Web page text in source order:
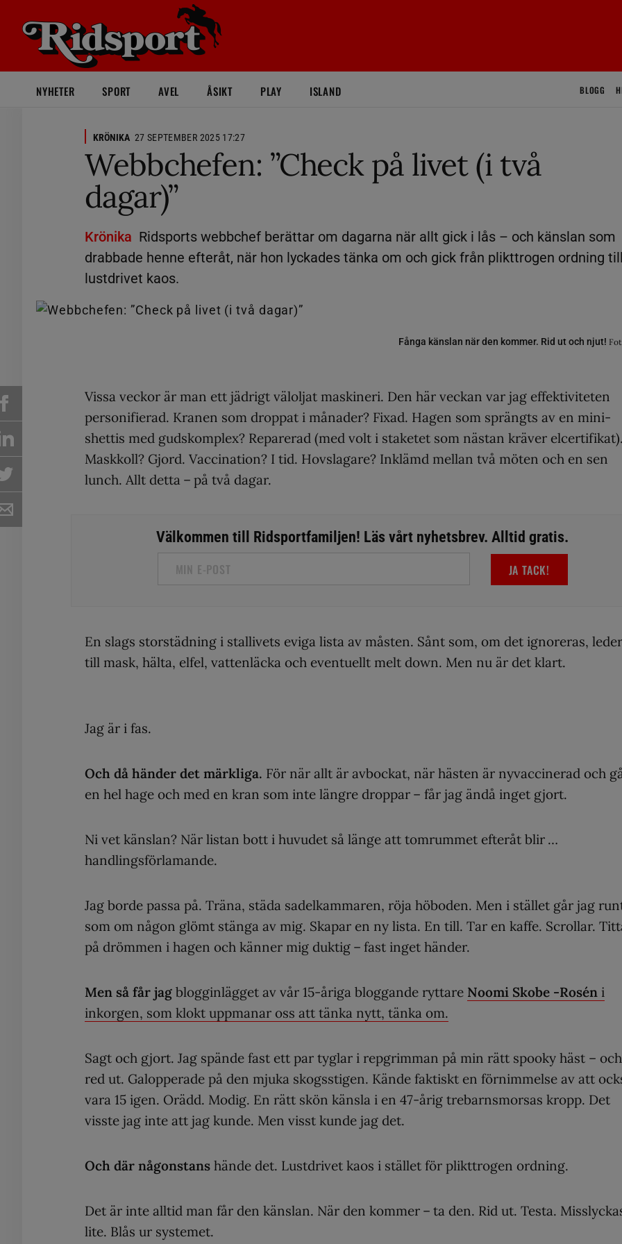
NYHETER SPORT AVEL ÅSIKT PLAY ISLAND BLOGG
KRÖNIKA 27 SEPTEMBER 2025 17:27
Webbchefen: ”Check på livet (i två
dagar)”
Krönika Ridsports webbchef berättar om dagarna när allt gick i lås – och känslan som
drabbade henne efteråt, när hon lyckades tänka om och gick från plikttrogen ordning
lustdrivet kaos.
Fånga känslan när den kommer. Rid ut och njut!
Vissa veckor är man ett jädrigt väloljat maskineri. Den här veckan var jag effektiviteten
personifierad. Kranen som droppat i månader? Fixad. Hagen som sprängts av en mini-
shettis med gudskomplex? Reparerad (med volt i staketet som nästan kräver
Maskkoll? Gjord. Vaccination? I tid. Hovslagare? Inklämd mellan två möten och en sen
lunch. Allt detta – på två dagar.
Välkommen till Ridsportfamiljen! Läs vårt nyhetsbrev. Alltid gratis.
JA TACK!
En slags storstädning i stallivets eviga lista av måsten. Sånt som, om det ignoreras, leder
till mask, hälta, elfel, vattenläcka och eventuellt melt down. Men nu är det klart.
Jag är i fas.
Och då händer det märkliga. För när allt är avbockat, när hästen är nyvaccinerad och
en hel hage och med en kran som inte längre droppar – får jag ändå inget gjort.
Ni vet känslan? När listan bott i huvudet så länge att tomrummet efteråt blir …
handlingsförlamande.
Jag borde passa på. Träna, städa sadelkammaren, röja höboden. Men i stället går jag
som om någon glömt stänga av mig. Skapar en ny lista. En till. Tar en kaffe. Scrollar.
på drömmen i hagen och känner mig duktig – fast inget händer.
Men så får jag blogginlägget av vår 15-åriga bloggande ryttare Noomi Skobe -Rosén i
inkorgen, som klokt uppmanar oss att tänka nytt, tänka om.
Sagt och gjort. Jag spände fast ett par tyglar i repgrimman på min rätt spooky häst – och
red ut. Galopperade på den mjuka skogsstigen. Kände faktiskt en förnimmelse av att
vara 15 igen. Orädd. Modig. En rätt skön känsla i en 47-årig trebarnsmorsas kropp. Det
visste jag inte att jag kunde. Men visst kunde jag det.
Och där någonstans hände det. Lustdrivet kaos i stället för plikttrogen ordning.
Det är inte alltid man får den känslan. När den kommer – ta den. Rid ut. Testa.
lite. Blås ur systemet.